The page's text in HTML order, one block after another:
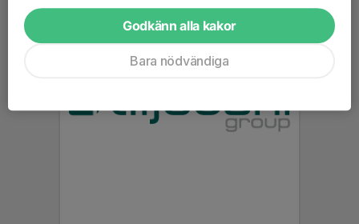
Godkänn alla kakor
Bara nödvändiga